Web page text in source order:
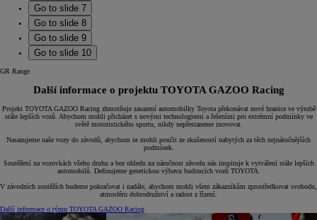
Go to slide 7
Go to slide 8
Go to slide 9
Go to slide 10
GR Range
Další informace o projektu TOYOTA GAZOO Racing
Projekt TOYOTA GAZOO Racing zhmotňuje zasazení automobilky Toyota překonávat nové hranice ve výrobě
stále lepších vozů. Abychom mohli přicházet s novými technologiemi a řešeními pro extrémní podmínky ve
světě motoristického sportu, nikdy nepřestaneme inovovat.
Nasazujeme naše vozy do závodů, abychom se mohli poučit ze zkušeností nabytých za těch nejnáročnějších
podmínek.
Soutěžení na vozovkách všeho druhu a bez ohledu na náročnost závodu nás inspiruje k vytváření stále lepších
automobilů. Definujeme genetickou výbavu budoucích vozů TOYOTA.
V závodních soutěžích budeme pokračovat i nadále, abychom mohli všem zákazníkům zprostředkovat svobodu,
atmosféru dobrodružství a radost z řízení.
Další informace o týmu TOYOTA GAZOO Racing